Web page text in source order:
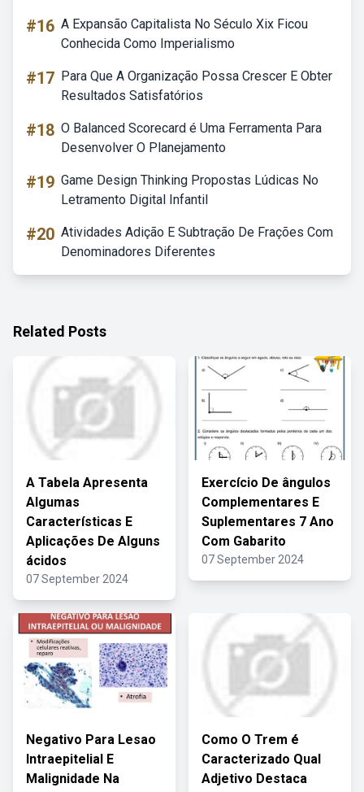
#16 A Expansão Capitalista No Século Xix Ficou
Conhecida Como Imperialismo
#17 Para Que A Organização Possa Crescer E Obter
Resultados Satisfatórios
#18 O Balanced Scorecard é Uma Ferramenta Para
Desenvolver O Planejamento
#19 Game Design Thinking Propostas Lúdicas No
Letramento Digital Infantil
#20 Atividades Adição E Subtração De Frações Com
Denominadores Diferentes
Related Posts
A Tabela Apresenta
Algumas
Características E
Aplicações De Alguns
ácidos
07 September 2024
Exercício De ângulos
Complementares E
Suplementares 7 Ano
Com Gabarito
07 September 2024
Negativo Para Lesao
Intraepitelial E
Malignidade Na
Como O Trem é
Caracterizado Qual
Adjetivo Destaca